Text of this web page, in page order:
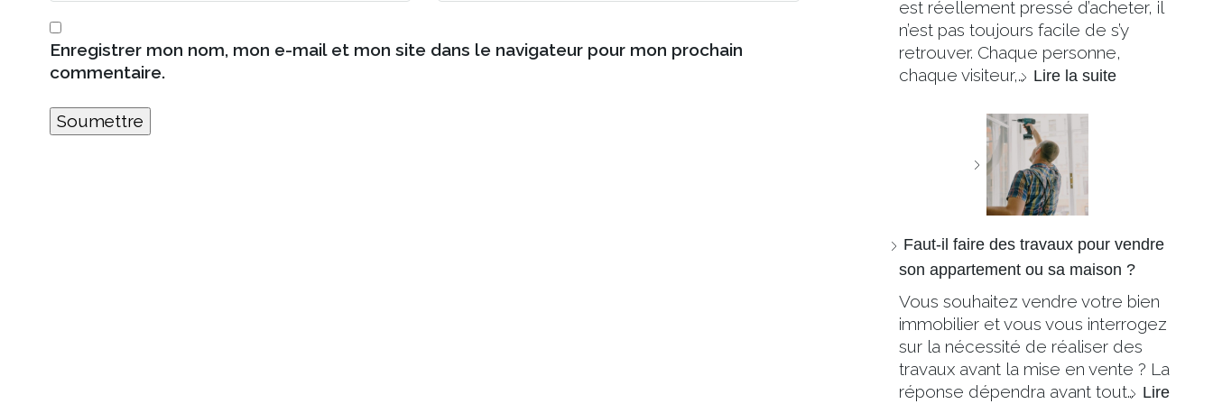
Enregistrer mon nom, mon e-mail et mon site dans le navigateur pour mon prochain
commentaire.
est réellement pressé d’acheter, il
n’est pas toujours facile de s’y
retrouver. Chaque personne,
chaque visiteur,… Lire la suite
Faut-il faire des travaux pour vendre
son appartement ou sa maison ?
Vous souhaitez vendre votre bien
immobilier et vous vous interrogez
sur la nécessité de réaliser des
travaux avant la mise en vente ? La
réponse dépendra avant tout… Lire